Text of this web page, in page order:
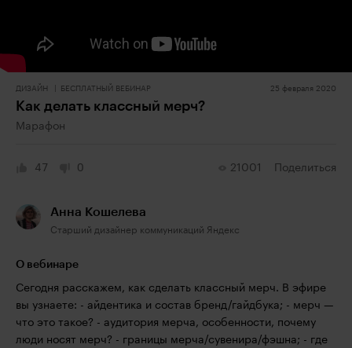
ДИЗАЙН БЕСПЛАТНЫЙ ВЕБИНАР 25 февраля 2020
Как делать классный мерч?
Марафон
47 0 21001 Поделиться
Анна Кошелева
Старший дизайнер коммуникаций Яндекс
О вебинаре
Сегодня расскажем, как сделать классный мерч. В эфире
вы узнаете: - айдентика и состав бренд/гайдбука; - мерч —
что это такое? - аудитория мерча, особенности, почему
люди носят мерч? - границы мерча/сувенира/фэшна; - где